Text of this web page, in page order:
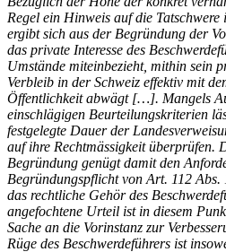
Regel ein Hinweis auf die Tatschwere
ergibt sich aus der Begründung der
das private Interesse des
Umstände miteinbezieht, mithin sein
Verbleib in der Schweiz effektiv mit
Öffentlichkeit abwägt […]. Mangels
einschlägigen Beurteilungskriterien
festgelegte Dauer der
auf ihre Rechtmässigkeit überprüfen.
Begründung genügt damit den
Begründungspflicht von Art. 112
das rechtliche Gehör des
angefochtene Urteil ist in diesem
Sache an die Vorinstanz zur
Rüge des Beschwerdeführers ist